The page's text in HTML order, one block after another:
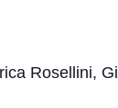
Rosellini,